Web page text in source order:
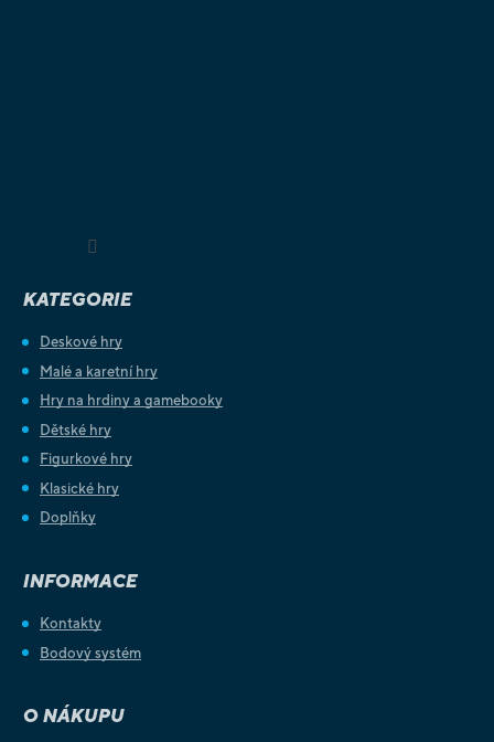
KATEGORIE
Deskové hry
Malé a karetní hry
Hry na hrdiny a gamebooky
Dětské hry
Figurkové hry
Klasické hry
Doplňky
INFORMACE
Kontakty
Bodový systém
O NÁKUPU